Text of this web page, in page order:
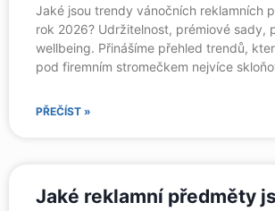
Jaké jsou trendy vánočních reklamních
rok 2026? Udržitelnost, prémiové sady,
wellbeing. Přinášíme přehled trendů,
pod firemním stromečkem nejvíce
PŘEČÍST »
Jaké reklamní předměty